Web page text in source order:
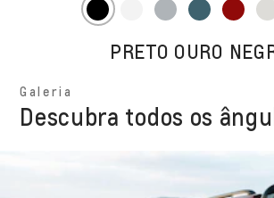
PRETO OURO
Galeria
Descubra todos os